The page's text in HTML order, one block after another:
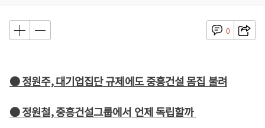
0
● 정원주, 대기업집단 규제에도 중흥건설 몸집 불려
● 정원철, 중흥건설그룹에서 언제 독립할까